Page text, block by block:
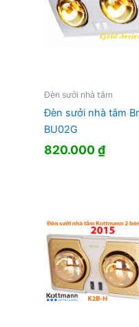
Đèn sưởi nhà tắm
Đèn sưởi nhà tắm
BU02G
820.000₫